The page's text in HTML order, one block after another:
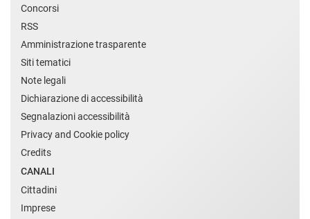
Concorsi
RSS
Amministrazione trasparente
Siti tematici
Note legali
Dichiarazione di accessibilità
Segnalazioni accessibilità
Privacy and Cookie policy
Credits
CANALI
Cittadini
Imprese